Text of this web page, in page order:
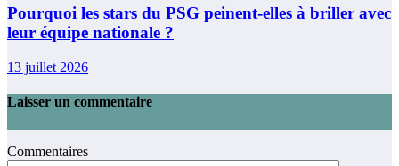
Pourquoi les stars du PSG peinent-elles à briller avec
leur équipe nationale ?
13 juillet 2026
Laisser un commentaire
Commentaires